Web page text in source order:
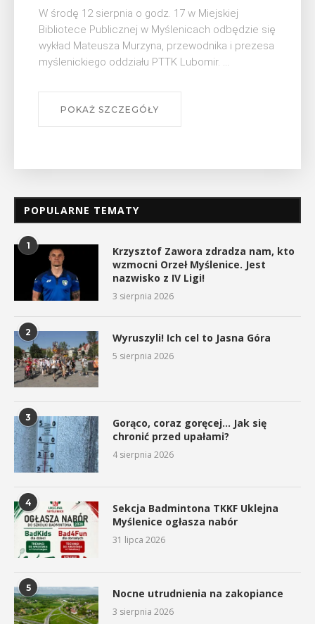
W środę 12 sierpnia o godz. 17 w Miejskiej
Bibliotece Publicznej w Myślenicach odbędzie się
wykład Mateusza Murzyna, przewodnika i prezesa
myślenickiego oddziału PTTK Lubomir. ...
POKAŻ SZCZEGÓŁY
POPULARNE TEMATY
1
Krzysztof Zawora zdradza nam, kto
wzmocni Orzeł Myślenice. Jest
nazwisko z IV Ligi!
3 sierpnia 2026
2 Wyruszyli! Ich cel to Jasna Góra
5 sierpnia 2026
3
Gorąco, coraz goręcej… Jak się
chronić przed upałami?
4 sierpnia 2026
4
Sekcja Badmintona TKKF Uklejna
Myślenice ogłasza nabór
31 lipca 2026
5 Nocne utrudnienia na zakopiance
3 sierpnia 2026